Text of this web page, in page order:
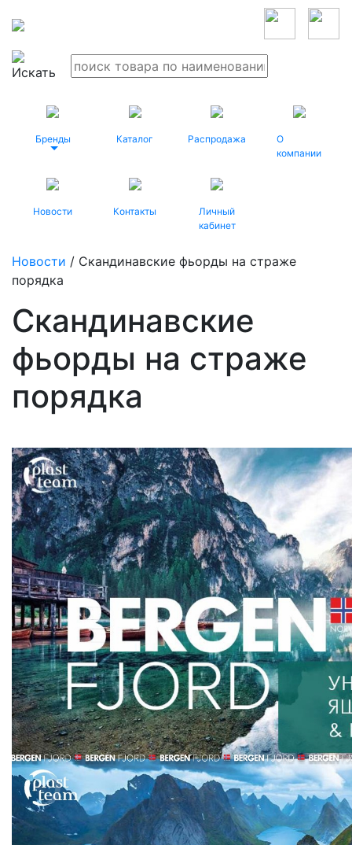
Бренды Каталог Распродажа
О
компании
Новости Контакты
Личный
кабинет
Новости / Скандинавские фьорды на страже
порядка
Скандинавские
фьорды на страже
порядка